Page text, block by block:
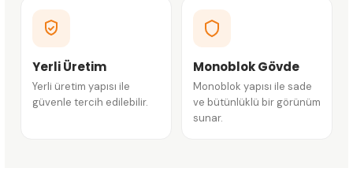
Yerli Üretim
Yerli üretim yapısı ile
güvenle tercih edilebilir.
Monoblok Gövde
Monoblok yapısı ile sade
ve bütünlüklü bir görünüm
sunar.